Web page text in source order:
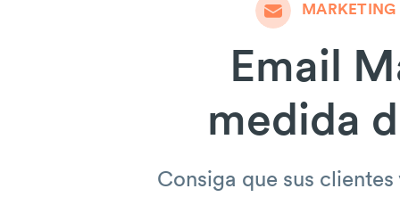
MARKETING
Email
medida
Consiga que sus